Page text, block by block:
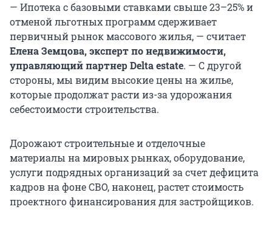
— Ипотека с базовыми ставками свыше 23–25% и
отменой льготных программ сдерживает
первичный рынок массового жилья, — считает
Елена Земцова, эксперт по недвижимости,
управляющий партнер Delta estate. — С другой
стороны, мы видим высокие цены на жилье,
которые продолжат расти из-за удорожания
себестоимости строительства.
Дорожают строительные и отделочные
материалы на мировых рынках, оборудование,
услуги подрядных организаций за счет дефицита
кадров на фоне СВО, наконец, растет стоимость
проектного финансирования для застройщиков.